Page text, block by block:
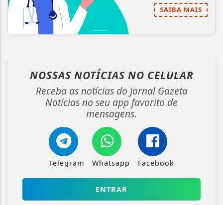
SAIBA MAIS
NOSSAS NOTÍCIAS NO CELULAR
Receba as notícias do Jornal Gazeta
Notícias no seu app favorito de
mensagens.
Telegram Whatsapp Facebook
ENTRAR